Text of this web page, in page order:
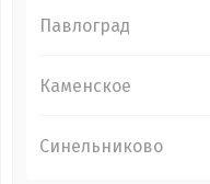
Павлоград
Каменское
Синельниково